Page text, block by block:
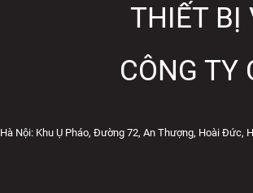
THIẾT BỊ
CÔNG TY
Hà Nội: Khu Ụ Pháo, Đường 72, An Thượng, Hoài Đức,